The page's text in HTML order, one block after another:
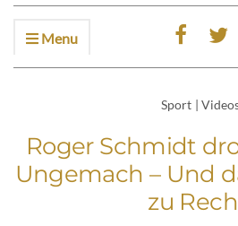
Menu
Sport |
Roger Schmidt
Ungemach – Und
zu